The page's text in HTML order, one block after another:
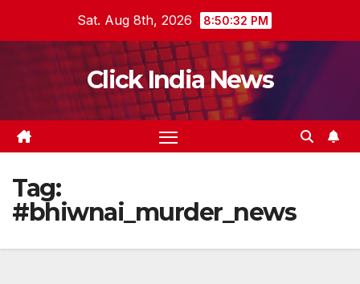
Sat. Aug 8th, 2026 8:50:33 PM
Click India News
Tag:
#bhiwnai_murder_news